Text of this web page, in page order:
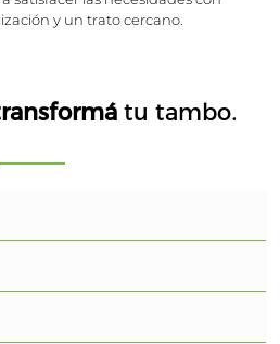
y un trato cercano.
tu tambo.